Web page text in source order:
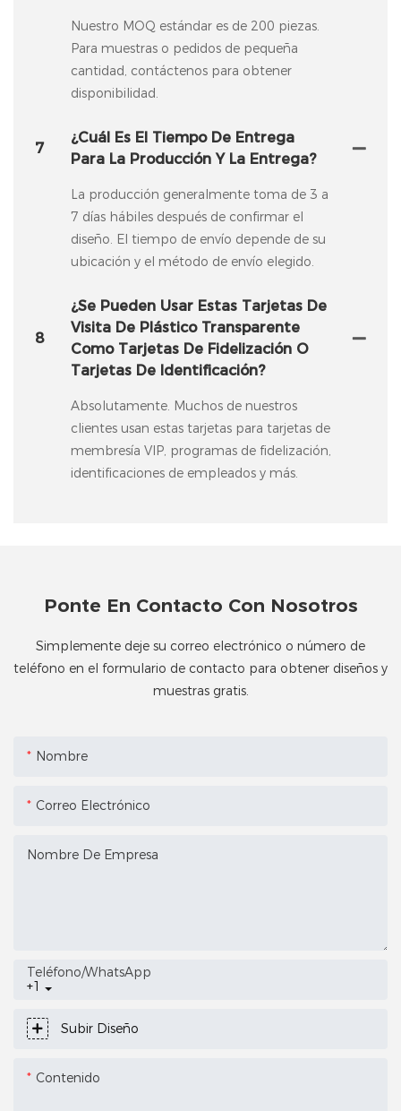
Nuestro MOQ estándar es de 200 piezas.
Para muestras o pedidos de pequeña
cantidad, contáctenos para obtener
disponibilidad.
7
¿Cuál Es El Tiempo De Entrega
Para La Producción Y La Entrega?
La producción generalmente toma de 3 a
7 días hábiles después de confirmar el
diseño. El tiempo de envío depende de su
ubicación y el método de envío elegido.
8
¿Se Pueden Usar Estas Tarjetas De
Visita De Plástico Transparente
Como Tarjetas De Fidelización O
Tarjetas De Identificación?
Absolutamente. Muchos de nuestros
clientes usan estas tarjetas para tarjetas de
membresía VIP, programas de fidelización,
identificaciones de empleados y más.
Ponte En Contacto Con Nosotros
Simplemente deje su correo electrónico o número de
teléfono en el formulario de contacto para obtener diseños y
muestras gratis.
Nombre
Correo Electrónico
Nombre De Empresa
+1
Teléfono/WhatsApp
Subir Diseño
Contenido